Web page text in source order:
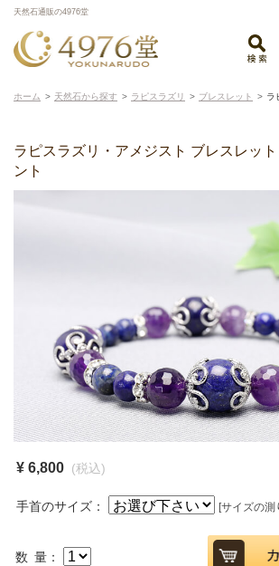
天然石通販の4976堂
ホーム 天然石から探す ラピスラズリ ブレスレット ラ
ラピスラズリ・アメジスト ブレスレッ
ント
¥ 6,800 (税込)
手首のサイズ： [サイズの測
数 量：